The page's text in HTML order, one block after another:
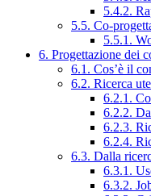
5.4.2.
5.5. Co-
5.5.1.
6. Progettazione dei
6.1. Cos’è il
6.2. Ricerca
6.2.1.
6.2.2.
6.2.3.
6.2.4.
6.3. Dalla
6.3.1.
6.3.2.